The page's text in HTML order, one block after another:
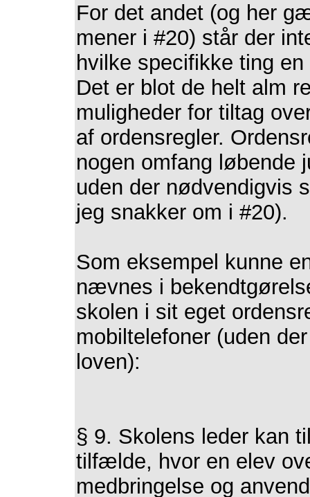
For det andet (og her
mener i #20) står der
hvilke specifikke ting
Det er blot de helt alm
muligheder for tiltag
af ordensregler.
nogen omfang løbende
uden der nødvendigvis
jeg snakker om i #20).
Som eksempel kunne
nævnes i
skolen i sit eget
mobiltelefoner (uden
loven):
§ 9. Skolens leder kan
tilfælde, hvor en elev
medbringelse og